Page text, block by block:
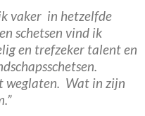
vaker in hetzelfde
schetsen vind ik
en trefzeker talent en
weglaten. Wat in zijn